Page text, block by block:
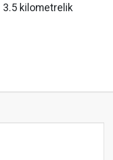
3.5 kilometrelik